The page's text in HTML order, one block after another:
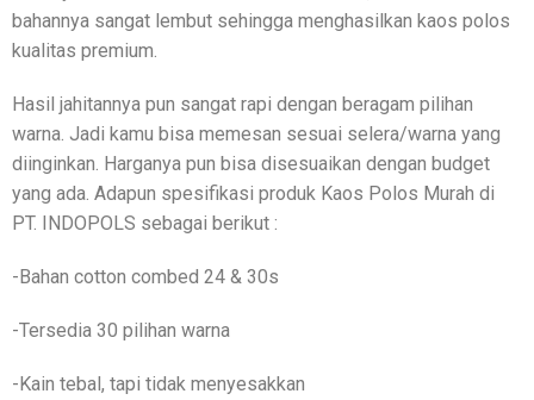
bahannya sangat lembut sehingga menghasilkan kaos polos
kualitas premium.
Hasil jahitannya pun sangat rapi dengan beragam pilihan
warna. Jadi kamu bisa memesan sesuai selera/warna yang
diinginkan. Harganya pun bisa disesuaikan dengan budget
yang ada. Adapun spesifikasi produk Kaos Polos Murah di
PT. INDOPOLS sebagai berikut :
-Bahan cotton combed 24 & 30s
-Tersedia 30 pilihan warna
-Kain tebal, tapi tidak menyesakkan